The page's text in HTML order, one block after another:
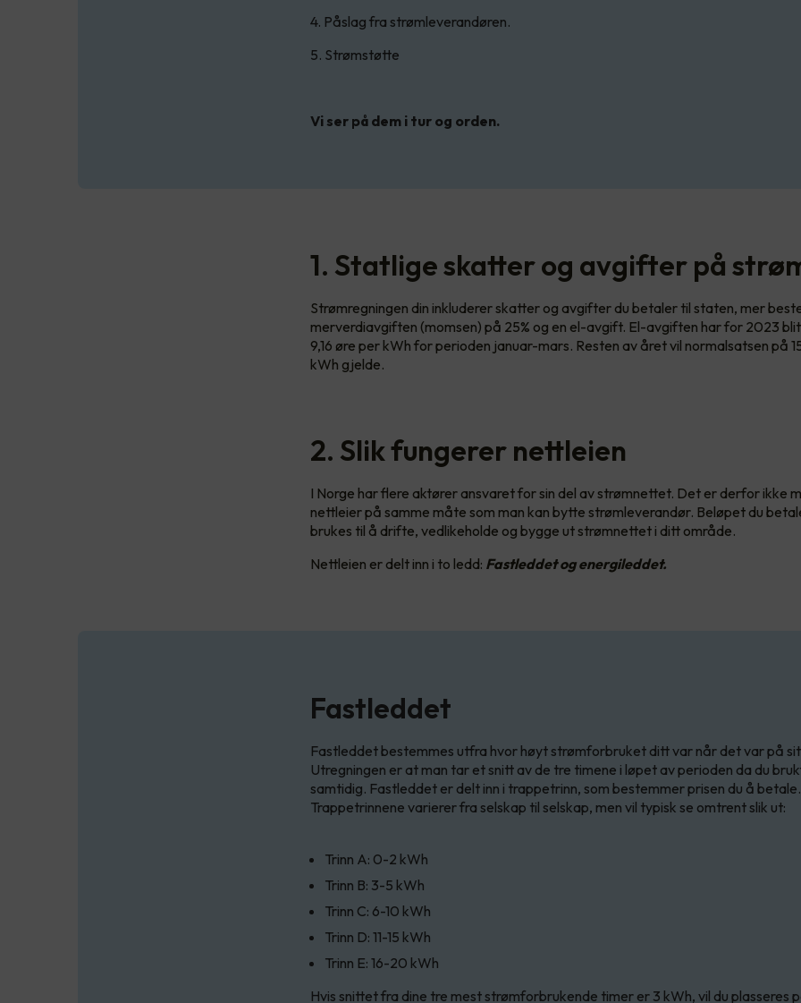
4. Påslag fra strømleverandøren.
5. Strømstøtte
Vi ser på dem i tur og orden.
1. Statlige skatter og avgifter på
Strømregningen din inkluderer skatter og avgifter du betaler til staten, mer
merverdiavgiften (momsen) på 25% og en el-avgift. El-avgiften har for 2023
9,16 øre per kWh for perioden januar-mars. Resten av året vil normalsatsen på
kWh gjelde.
2. Slik fungerer nettleien
I Norge har flere aktører ansvaret for sin del av strømnettet. Det er derfor ikke
nettleier på samme måte som man kan bytte strømleverandør. Beløpet du
brukes til å drifte, vedlikeholde og bygge ut strømnettet i ditt område.
Nettleien er delt inn i to ledd: Fastleddet og energileddet.
Fastleddet
Fastleddet bestemmes utfra hvor høyt strømforbruket ditt var når det var på
Utregningen er at man tar et snitt av de tre timene i løpet av perioden da du
samtidig. Fastleddet er delt inn i trappetrinn, som bestemmer prisen du å betale.
Trappetrinnene varierer fra selskap til selskap, men vil typisk se omtrent slik ut:
Trinn A: 0-2 kWh
Trinn B: 3-5 kWh
Trinn C: 6-10 kWh
Trinn D: 11-15 kWh
Trinn E: 16-20 kWh
Hvis snittet fra dine tre mest strømforbrukende timer er 3 kWh, vil du plasseres